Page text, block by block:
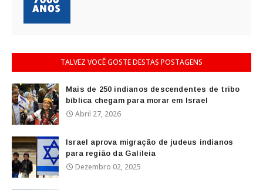
TALVEZ VOCÊ GOSTE DESTAS POSTAGENS
Mais de 250 indianos descendentes de tribo
bíblica chegam para morar em Israel
Abril 27, 2026
Israel aprova migração de judeus indianos
para região da Galileia
Dezembro 02, 2025